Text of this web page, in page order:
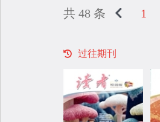
共 48 条 1
过往期刊